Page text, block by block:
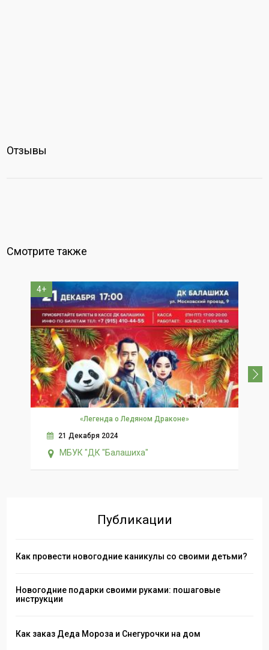
Отзывы
Смотрите также
4+
«Легенда о Ледяном Драконе»
21 Декабря 2024
МБУК "ДК "Балашиха"
Публикации
Как провести новогодние каникулы со своими детьми?
Новогодние подарки своими руками: пошаговые
инструкции
Как заказ Деда Мороза и Снегурочки на дом